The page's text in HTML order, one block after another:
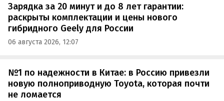
Зарядка за 20 минут и до 8 лет гарантии:
раскрыты комплектации и цены нового
гибридного Geely для России
06 августа 2026, 12:07
№1 по надежности в Китае: в Россию привезли
новую полноприводную Toyota, которая почти
не ломается